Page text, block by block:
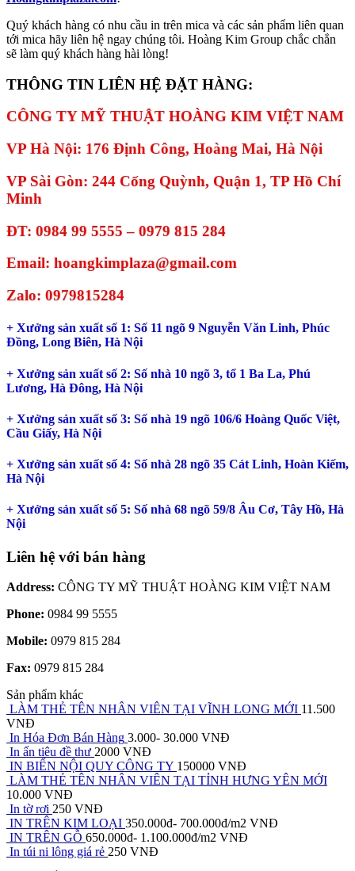
Quý khách hàng có nhu cầu in trên mica và các sản phẩm liên quan
tới mica hãy liên hệ ngay chúng tôi. Hoàng Kim Group chắc chắn
sẽ làm quý khách hàng hài lòng!
THÔNG TIN LIÊN HỆ ĐẶT HÀNG:
CÔNG TY MỸ THUẬT HOÀNG KIM VIỆT NAM
VP Hà Nội: 176 Định Công, Hoàng Mai, Hà Nội
VP Sài Gòn: 244 Cống Quỳnh, Quận 1, TP Hồ Chí
Minh
ĐT: 0984 99 5555 – 0979 815 284
Email: hoangkimplaza@gmail.com
Zalo: 0979815284
+ Xưởng sản xuất số 1: Số 11 ngõ 9 Nguyễn Văn Linh, Phúc
Đồng, Long Biên, Hà Nội
+ Xưởng sản xuất số 2: Số nhà 10 ngõ 3, tổ 1 Ba La, Phú
Lương, Hà Đông, Hà Nội
+ Xưởng sản xuất số 3: Số nhà 19 ngõ 106/6 Hoàng Quốc Việt,
Cầu Giấy, Hà Nội
+ Xưởng sản xuất số 4: Số nhà 28 ngõ 35 Cát Linh, Hoàn Kiếm,
Hà Nội
+ Xưởng sản xuất số 5: Số nhà 68 ngõ 59/8 Âu Cơ, Tây Hồ, Hà
Nội
Liên hệ với bán hàng
Address: CÔNG TY MỸ THUẬT HOÀNG KIM VIỆT NAM
Phone: 0984 99 5555
Mobile: 0979 815 284
Fax: 0979 815 284
Sản phẩm khác
LÀM THẺ TÊN NHÂN VIÊN TẠI VĨNH LONG MỚI 11.500
VNĐ
In Hóa Đơn Bán Hàng 3.000- 30.000 VNĐ
In ấn tiêu đề thư 2000 VNĐ
IN BIỂN NỘI QUY CÔNG TY 150000 VNĐ
LÀM THẺ TÊN NHÂN VIÊN TẠI TỈNH HƯNG YÊN MỚI
10.000 VNĐ
In tờ rơi 250 VNĐ
IN TRÊN KIM LOẠI 350.000đ- 700.000đ/m2 VNĐ
IN TRÊN GỖ 650.000đ- 1.100.000đ/m2 VNĐ
In túi ni lông giá rẻ 250 VNĐ